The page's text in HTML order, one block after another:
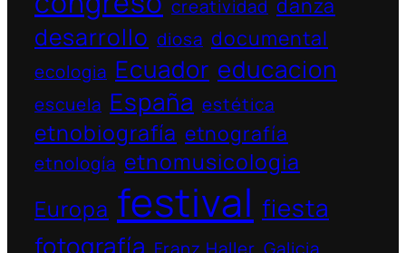
creatividad
desarrollo diosa documental
ecologia Ecuador educacion
escuela España estética
etnobiografía etnografía
etnología etnomusicologia
Europa festival fiesta
fotografía